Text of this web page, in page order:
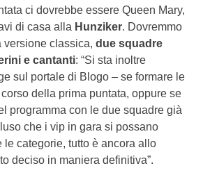
ci dovrebbe essere Queen Mary,
di casa alla Hunziker. Dovremmo
versione classica, due squadre
e cantanti: “Si sta inoltre
sul portale di Blogo – se formare le
della prima puntata, oppure se
programma con le due squadre già
che i vip in gara si possano
le categorie, tutto è ancora allo
deciso in maniera definitiva”.